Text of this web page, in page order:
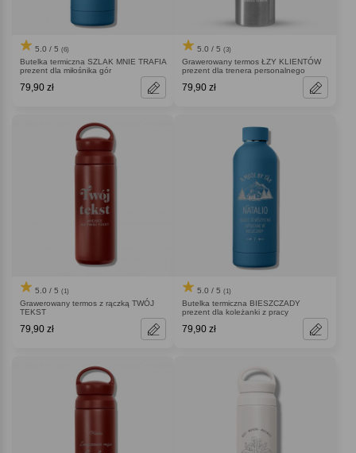
5.0 / 5 (6)
Butelka termiczna SZLAK MNIE TRAFIA
prezent dla miłośnika gór
79,90 zł
5.0 / 5 (3)
Grawerowany termos ŁZY KLIENTÓW
prezent dla trenera personalnego
79,90 zł
5.0 / 5 (1)
Grawerowany termos z rączką TWÓJ
TEKST
79,90 zł
5.0 / 5 (1)
Butelka termiczna BIESZCZADY
prezent dla koleżanki z pracy
79,90 zł